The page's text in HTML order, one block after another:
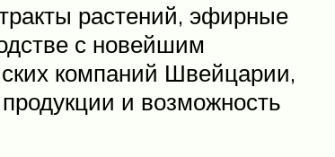
растений, эфирные
с новейшим
компаний Швейцарии,
и возможность